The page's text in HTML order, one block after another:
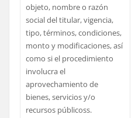
objeto, nombre o razón
social del titular, vigencia,
tipo, términos, condiciones,
monto y modificaciones, así
como si el procedimiento
involucra el
aprovechamiento de
bienes, servicios y/o
recursos públicoss.